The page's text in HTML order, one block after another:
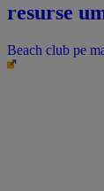
resurse
Beach club pe